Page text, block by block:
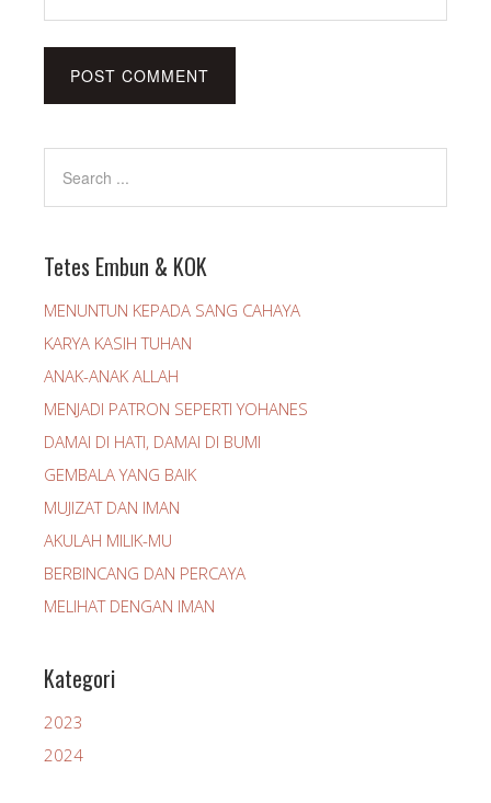
Tetes Embun & KOK
MENUNTUN KEPADA SANG CAHAYA
KARYA KASIH TUHAN
ANAK-ANAK ALLAH
MENJADI PATRON SEPERTI YOHANES
DAMAI DI HATI, DAMAI DI BUMI
GEMBALA YANG BAIK
MUJIZAT DAN IMAN
AKULAH MILIK-MU
BERBINCANG DAN PERCAYA
MELIHAT DENGAN IMAN
Kategori
2023
2024